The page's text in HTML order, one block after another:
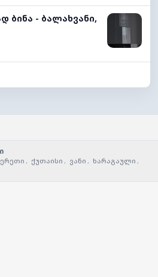
ბინა - ბალახვანი,
, ქუთაისი , ვანი , ხარაგაული ,